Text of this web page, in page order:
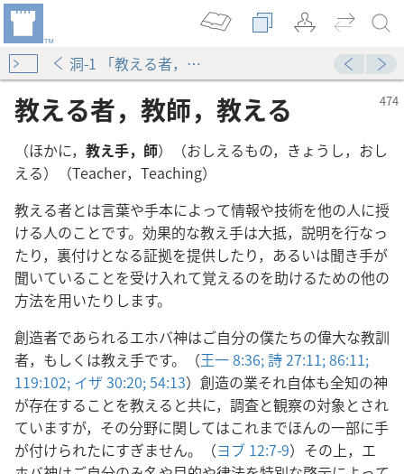
洞-1 「教える者，教師，教える」
教える者，教師，教える
（ほかに， 教え手，師）（おしえるもの，きょうし，おし
える）（Teacher，Teaching）
教える者とは言葉や手本によって情報や技術を他の人に授
ける人のことです。効果的な教え手は大抵，説明を行なっ
たり，裏付けとなる証拠を提供したり，あるいは聞き手が
聞いていることを受け入れて覚えるのを助けるための他の
方法を用いたりします。
創造者であられるエホバ神はご自分の僕たちの偉大な教訓
者，もしくは教え手です。（王一 8:36;詩 27:11;86:11;
119:102; イザ 30:20;54:13）創造の業それ自体も全知の神
が存在することを教えると共に，調査と観察の対象とされ
ていますが，その分野に関してはこれまでほんの一部に手
が付けられたにすぎません。（ヨブ 12:7-9）その上，エ